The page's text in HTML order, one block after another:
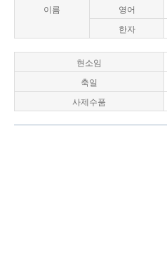
이름
영어
한자
현소임
축일
사제수품